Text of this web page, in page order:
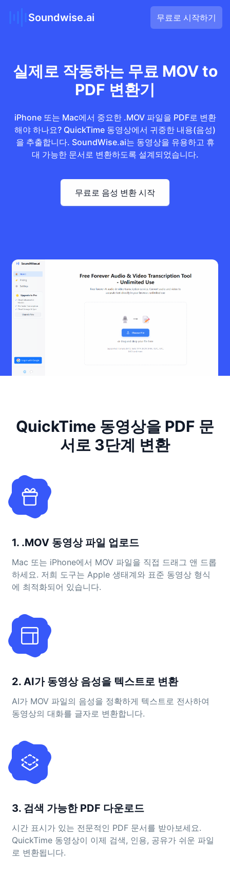
Soundwise.ai 무료로 시작하기
실제로 작동하는 무료 MOV to
PDF 변환기
iPhone 또는 Mac에서 중요한 .MOV 파일을 PDF로 변환
해야 하나요? QuickTime 동영상에서 귀중한 내용(음성)
을 추출합니다. SoundWise.ai는 동영상을 유용하고 휴
대 가능한 문서로 변환하도록 설계되었습니다.
무료로 음성 변환 시작
QuickTime 동영상을 PDF 문
서로 3단계 변환
1. .MOV 동영상 파일 업로드
Mac 또는 iPhone에서 MOV 파일을 직접 드래그 앤 드롭
하세요. 저희 도구는 Apple 생태계와 표준 동영상 형식
에 최적화되어 있습니다.
2. AI가 동영상 음성을 텍스트로 변환
AI가 MOV 파일의 음성을 정확하게 텍스트로 전사하여
동영상의 대화를 글자로 변환합니다.
3. 검색 가능한 PDF 다운로드
시간 표시가 있는 전문적인 PDF 문서를 받아보세요.
QuickTime 동영상이 이제 검색, 인용, 공유가 쉬운 파일
로 변환됩니다.